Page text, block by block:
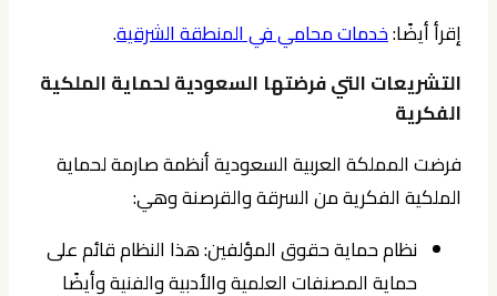
إقرأ أيضًا:خدمات محامي في المنطقة الشرقية.
التشريعات التي فرضتها السعودية لحماية الملكية
الفكرية
فرضت المملكة العربية السعودية أنظمة صارمة لحماية
الملكية الفكرية من السرقة والقرصنة وهي:
نظام حماية حقوق المؤلفين: هذا النظام قائم على
حماية المصنفات العلمية والأدبية والفنية وأيضًا